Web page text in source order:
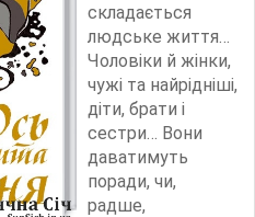
складається
людське життя…
Чоловіки й жінки,
чужі та найрідніші,
діти, брати і
сестри… Вони
даватимуть
поради, чи,
радше,